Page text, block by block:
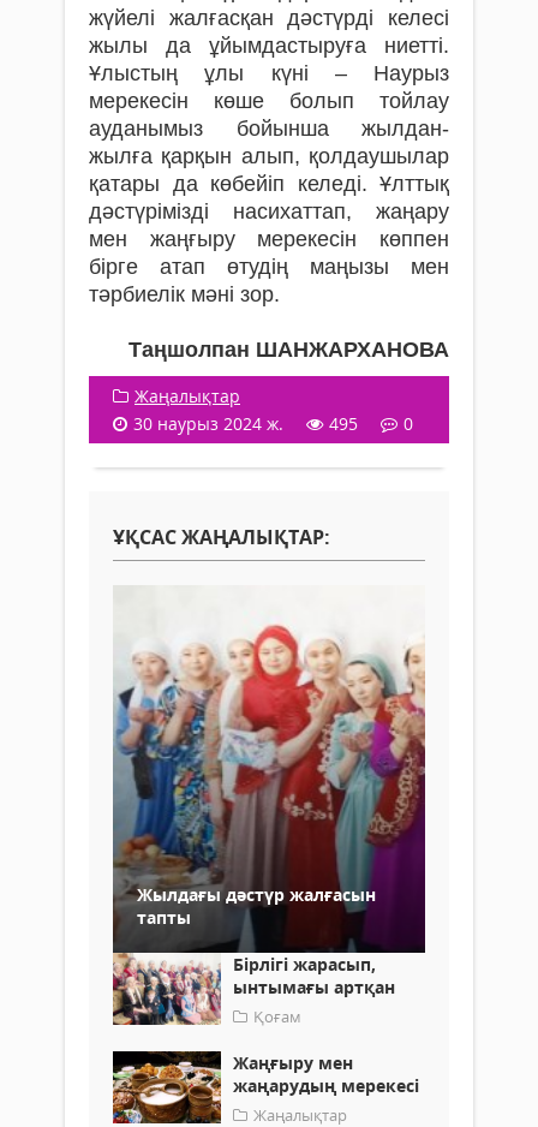
жүйелі жалғасқан дәстүрді келесі
жылы да ұйымдастыруға ниетті.
Ұлыстың ұлы күні – Наурыз
мерекесін көше болып тойлау
ауданымыз бойынша жылдан-
жылға қарқын алып, қолдаушылар
қатары да көбейіп келеді. Ұлттық
дәстүрімізді насихаттап, жаңару
мен жаңғыру мерекесін көппен
бірге атап өтудің маңызы мен
тәрбиелік мәні зор.
Таңшолпан ШАНЖАРХАНОВА
Жаңалықтар
30 наурыз 2024 ж.
495 0
ҰҚСАС ЖАҢАЛЫҚТАР:
Жылдағы дәстүр жалғасын
тапты
Бірлігі жарасып,
ынтымағы артқан
Қоғам
Жаңғыру мен
жаңарудың мерекесі
Жаңалықтар